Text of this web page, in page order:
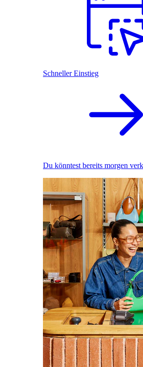
Schneller Einstieg
Du könntest bereits morgen